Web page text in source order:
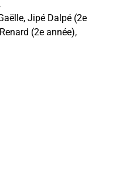
,
Jipé Dalpé (2e
(2e année),